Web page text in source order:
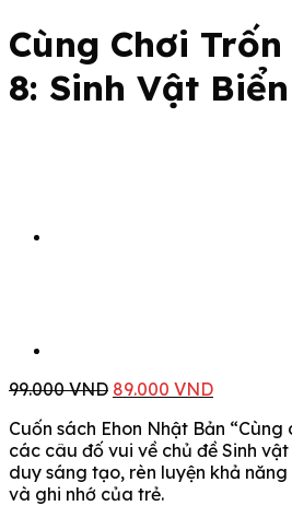
Cùng Chơi
8: Sinh Vật Biển
99.000VND Giá
là:
99.000 VND.
89.000 VNDGiá
tại
là:
89.000
Cuốn sách Ehon Nhật Bản
các câu đố vui về chủ đề Sinh
duy sáng tạo, rèn luyện khả
và ghi nhớ của trẻ.